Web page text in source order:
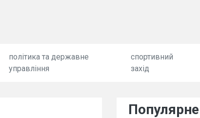
політика та державне
управління
спортивний
захід
Популярне